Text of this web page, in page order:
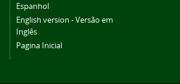
Espanhol
English version - Versão em
Inglês
Pagina Inicial